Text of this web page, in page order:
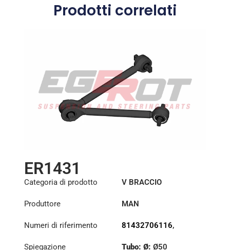
Prodotti correlati
ER1431
Categoria di prodotto V BRACCIO
Produttore MAN
Numeri di riferimento 81432706116,
81432706150
Spiegazione Tubo: Ø: Ø50